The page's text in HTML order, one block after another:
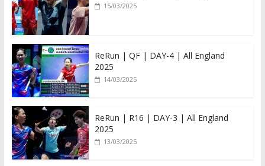
15/03/2025
ReRun | QF | DAY-4 | All England
2025
14/03/2025
ReRun | R16 | DAY-3 | All England
2025
13/03/2025